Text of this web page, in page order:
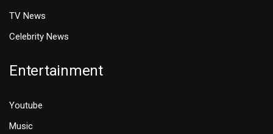
TV News
Celebrity News
Entertainment
Youtube
Music